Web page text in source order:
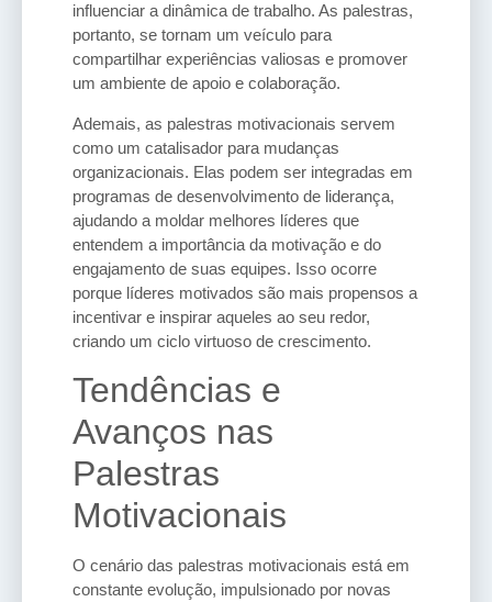
influenciar a dinâmica de trabalho. As palestras,
portanto, se tornam um veículo para
compartilhar experiências valiosas e promover
um ambiente de apoio e colaboração.
Ademais, as palestras motivacionais servem
como um catalisador para mudanças
organizacionais. Elas podem ser integradas em
programas de desenvolvimento de liderança,
ajudando a moldar melhores líderes que
entendem a importância da motivação e do
engajamento de suas equipes. Isso ocorre
porque líderes motivados são mais propensos a
incentivar e inspirar aqueles ao seu redor,
criando um ciclo virtuoso de crescimento.
Tendências e
Avanços nas
Palestras
Motivacionais
O cenário das palestras motivacionais está em
constante evolução, impulsionado por novas